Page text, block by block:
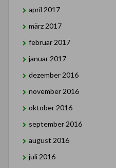
april 2017
märz 2017
februar 2017
januar 2017
dezember 2016
november 2016
oktober 2016
september 2016
august 2016
juli 2016